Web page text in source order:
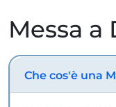
Messa a
Che cos'è una